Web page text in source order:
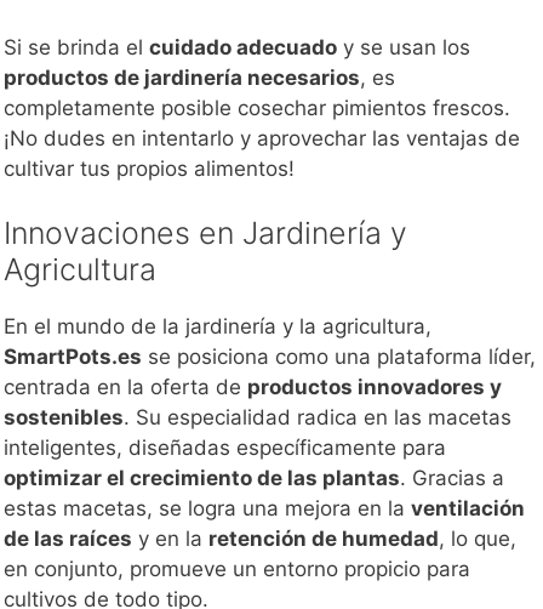
Si se brinda el cuidado adecuado y se usan los
productos de jardinería necesarios, es
completamente posible cosechar pimientos frescos.
¡No dudes en intentarlo y aprovechar las ventajas de
cultivar tus propios alimentos!
Innovaciones en Jardinería y
Agricultura
En el mundo de la jardinería y la agricultura,
SmartPots.es se posiciona como una plataforma líder,
centrada en la oferta de productos innovadores y
sostenibles. Su especialidad radica en las macetas
inteligentes, diseñadas específicamente para
optimizar el crecimiento de las plantas. Gracias a
estas macetas, se logra una mejora en la ventilación
de las raíces y en la retención de humedad, lo que,
en conjunto, promueve un entorno propicio para
cultivos de todo tipo.